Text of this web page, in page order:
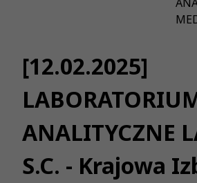
[12.02.2025]
ANALITYCZNE
S.C. - Krajowa